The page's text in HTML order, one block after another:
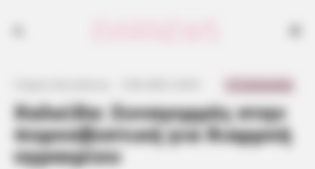
Χαλκίδα: Συναγερμός στην
πυροσβεστική για διαρροή
υγραερίου